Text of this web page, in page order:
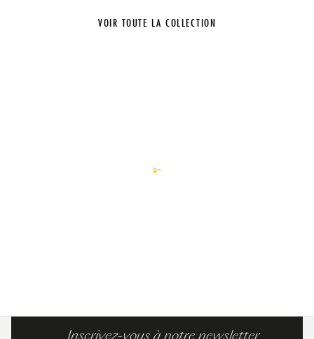
VOIR TOUTE LA COLLECTION
Inscrivez-vous à notre newsletter